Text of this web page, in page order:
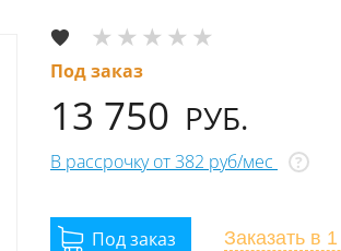
Под заказ
13 750 РУБ.
В рассрочку от 382 руб/мес ?
Заказать в